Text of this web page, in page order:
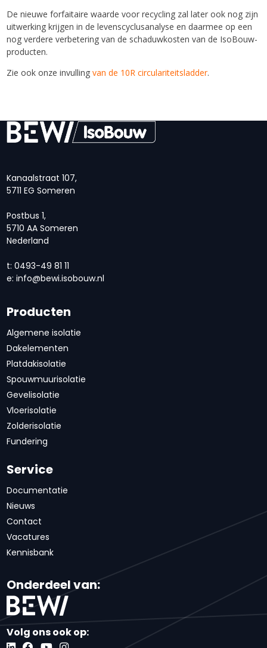
De nieuwe forfaitaire waarde voor recycling zal later ook nog zijn
uitwerking krijgen in de levenscyclusanalyse en daarmee op een
nog verdere verbetering van de schaduwkosten van de IsoBouw-
producten.
Zie ook onze invulling van de 10R circulariteitsladder.
Kanaalstraat 107,
5711 EG Someren
Postbus 1,
5710 AA Someren
Nederland
t: 0493-49 81 11
e: info@bewi.isobouw.nl
Producten
Algemene isolatie
Dakelementen
Platdakisolatie
Spouwmuurisolatie
Gevelisolatie
Vloerisolatie
Zolderisolatie
Fundering
Service
Documentatie
Nieuws
Contact
Vacatures
Kennisbank
Onderdeel van:
Volg ons ook op: